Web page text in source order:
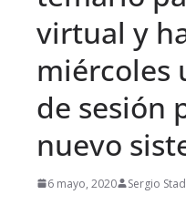
virtual y
miércoles
de sesión
nuevo
6 mayo, 2020 Sergio